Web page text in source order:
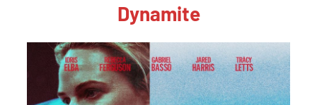
Dynamite